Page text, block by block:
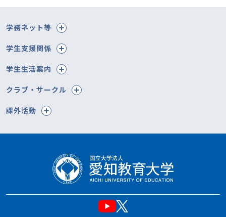
学務ネット等
学生支援関係
学生生活案内
クラブ・サークル
課外活動